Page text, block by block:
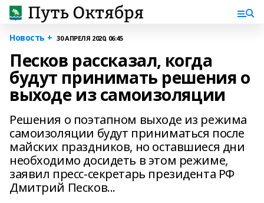
Новость + 30 АПРЕЛЯ 2020, 06:45
Песков рассказал, когда
будут принимать решения о
выходе из самоизоляции
Решения о поэтапном выходе из режима
самоизоляции будут приниматься после
майских праздников, но оставшиеся дни
необходимо досидеть в этом режиме,
заявил пресс-секретарь президента РФ
Дмитрий Песков...